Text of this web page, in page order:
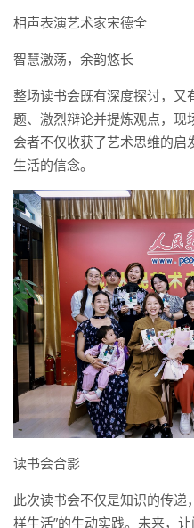
相声表演艺术家宋德全
智慧激荡，余韵悠长
整场读书会既有深度探讨，又
题、激烈辩论并提炼观点，现
会者不仅收获了艺术思维的启
生活的信念。
读书会合影
此次读书会不仅是知识的传递
样生活”的生动实践。未来，